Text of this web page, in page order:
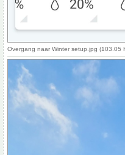
Overgang naar Winter setup.jpg (103.05